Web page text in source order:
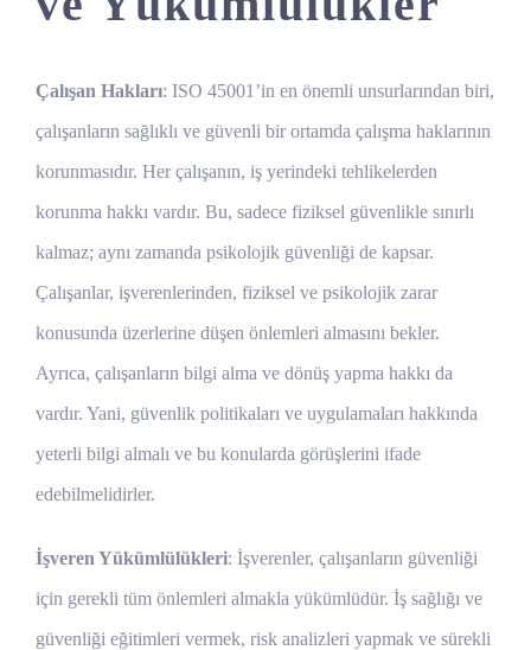
Çalışan Hakları: ISO 45001’in en önemli unsurlarından biri,
çalışanların sağlıklı ve güvenli bir ortamda çalışma haklarının
korunmasıdır. Her çalışanın, iş yerindeki tehlikelerden
korunma hakkı vardır. Bu, sadece fiziksel güvenlikle sınırlı
kalmaz; aynı zamanda psikolojik güvenliği de kapsar.
Çalışanlar, işverenlerinden, fiziksel ve psikolojik zarar
konusunda üzerlerine düşen önlemleri almasını bekler.
Ayrıca, çalışanların bilgi alma ve dönüş yapma hakkı da
vardır. Yani, güvenlik politikaları ve uygulamaları hakkında
yeterli bilgi almalı ve bu konularda görüşlerini ifade
edebilmelidirler.
İşveren Yükümlülükleri: İşverenler, çalışanların güvenliği
için gerekli tüm önlemleri almakla yükümlüdür. İş sağlığı ve
güvenliği eğitimleri vermek, risk analizleri yapmak ve sürekli